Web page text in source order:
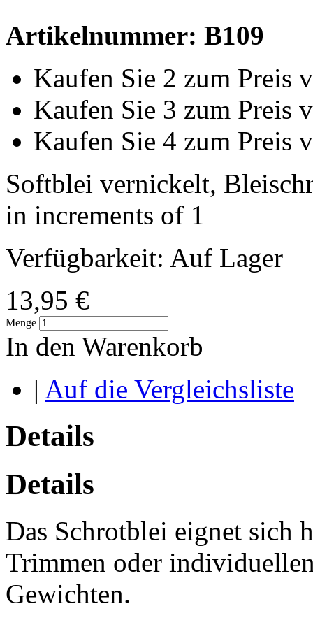
Artikelnummer: B109
Kaufen Sie 2 zum Preis
Kaufen Sie 3 zum Preis
Kaufen Sie 4 zum Preis
Softblei vernickelt,
in increments of 1
Verfügbarkeit: Auf Lager
13,95 €
Menge
In den Warenkorb
| Auf die Vergleichsliste
Details
Details
Das Schrotblei eignet sich
Trimmen oder
Gewichten.